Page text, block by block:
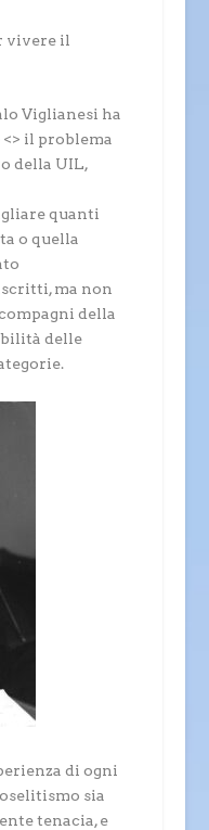
vivere il
Viglianesi ha
il problema
della UIL,
quanti
o quella
ma non
della
delle
di ogni
sia
tenacia, e